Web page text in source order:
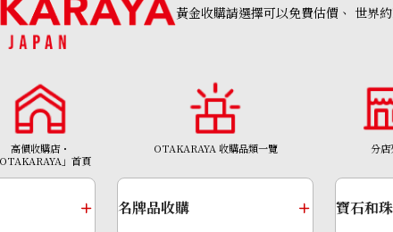
黃金收購請選擇可以免費估價、 世界
高價收購店・
OTAKARAYA」首頁
OTAKARAYA 收購品類一覽 分店
名牌品收購 寶石和